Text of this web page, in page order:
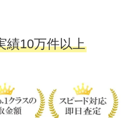
績10万件以上